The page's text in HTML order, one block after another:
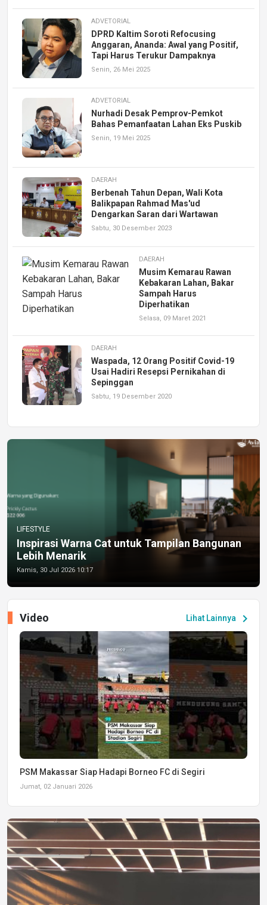
ADVETORIAL
DPRD Kaltim Soroti Refocusing
Anggaran, Ananda: Awal yang Positif,
Tapi Harus Terukur Dampaknya
Senin, 26 Mei 2025
ADVETORIAL
Nurhadi Desak Pemprov-Pemkot
Bahas Pemanfaatan Lahan Eks Puskib
Senin, 19 Mei 2025
DAERAH
Berbenah Tahun Depan, Wali Kota
Balikpapan Rahmad Mas'ud
Dengarkan Saran dari Wartawan
Sabtu, 30 Desember 2023
DAERAH
Musim Kemarau Rawan
Kebakaran Lahan, Bakar
Sampah Harus
Diperhatikan
Selasa, 09 Maret 2021
DAERAH
Waspada, 12 Orang Positif Covid-19
Usai Hadiri Resepsi Pernikahan di
Sepinggan
Sabtu, 19 Desember 2020
LIFESTYLE
Inspirasi Warna Cat untuk Tampilan Bangunan
Lebih Menarik
Kamis, 30 Jul 2026 10:17
Lihat Lainnya chevron_right
Video
PSM Makassar Siap Hadapi Borneo FC di Segiri
Jumat, 02 Januari 2026